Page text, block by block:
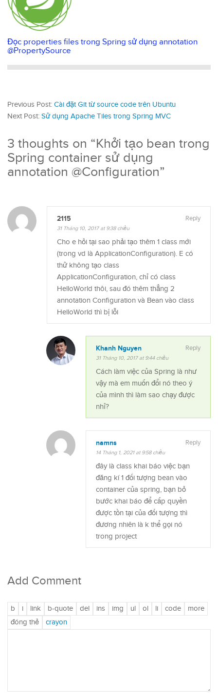
Đọc properties files trong Spring sử dụng annotation
@PropertySource
Previous Post: Cài đặt Git từ source code trên Ubuntu
Next Post: Sử dụng Apache Tiles trong Spring MVC
3 thoughts on “Khởi tạo bean trong
Spring container sử dụng
annotation @Configuration”
2115
31 Tháng 10, 2017 at 9:38 chiều
Reply
Cho e hỏi tại sao phải tạo thêm 1 class mới
(trong vd là ApplicationConfiguration). E có
thử không tạo class
ApplicationConfiguration, chỉ có class
HelloWorld thôi, sau đó thêm thẳng 2
annotation Configuration và Bean vào class
HelloWorld thì bị lỗi
Khanh Nguyen
31 Tháng 10, 2017 at 9:44 chiều
Reply
Cách làm việc của Spring là như
vậy mà em muốn đổi nó theo ý
của mình thì làm sao chạy được
nhỉ?
namns
14 Tháng 1, 2021 at 9:58 chiều
Reply
đây là class khai báo việc bạn
đăng kí 1 đối tượng bean vào
container của spring, bạn bỏ
bước khai báo để cấp quyền
được tồn tại của đối tượng thì
đương nhiên là k thể gọi nó
trong project
Add Comment